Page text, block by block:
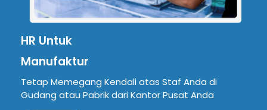
HR Untuk
Manufaktur
Tetap Memegang Kendali atas Staf Anda di
Gudang atau Pabrik dari Kantor Pusat Anda